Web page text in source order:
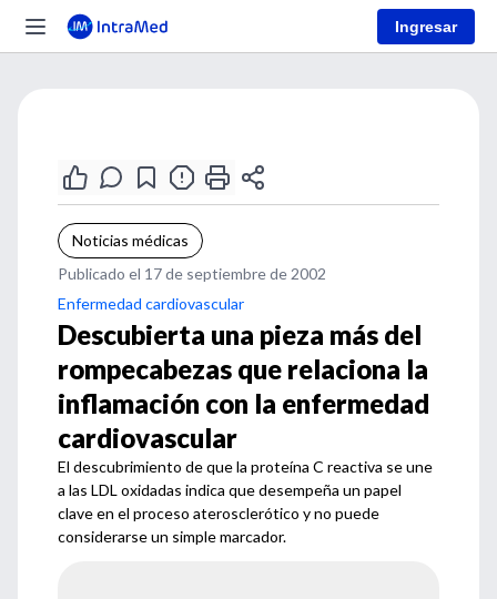
Ingresar
Noticias médicas
Publicado el 17 de septiembre de 2002
Enfermedad cardiovascular
Descubierta una pieza más del
rompecabezas que relaciona la
inflamación con la enfermedad
cardiovascular
El descubrimiento de que la proteína C reactiva se une
a las LDL oxidadas indica que desempeña un papel
clave en el proceso aterosclerótico y no puede
considerarse un simple marcador.